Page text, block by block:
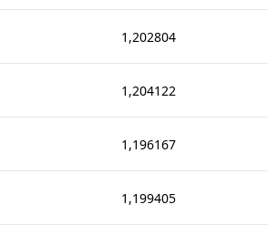
1,202804
1,204122
1,196167
1,199405